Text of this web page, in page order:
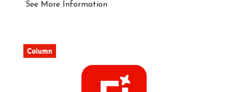
See More Information